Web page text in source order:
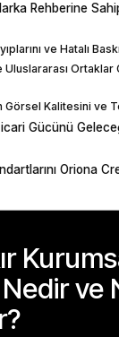
Rehberine
ve Hatalı
Uluslararası Ortaklar
Görsel Kalitesini ve
Gücünü
Oriona
ve